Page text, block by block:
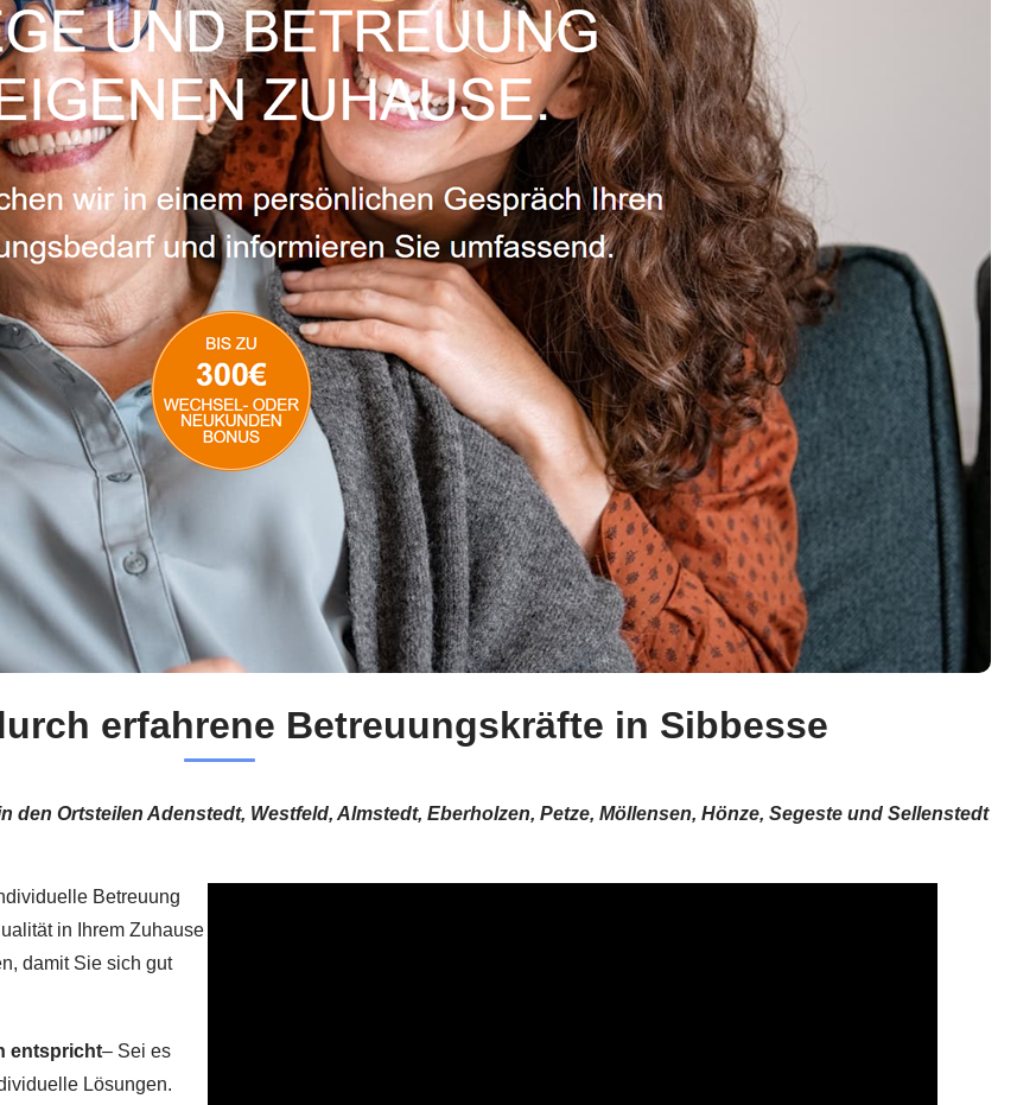
erfahrene Betreuungskräfte in Sibbesse
Ortsteilen Adenstedt, Westfeld, Almstedt, Eberholzen, Petze, Möllensen, Hönze, Segeste und Sellenstedt
Betreuung
in Ihrem Zuhause
damit Sie sich gut
entspricht– Sei es
Lösungen.